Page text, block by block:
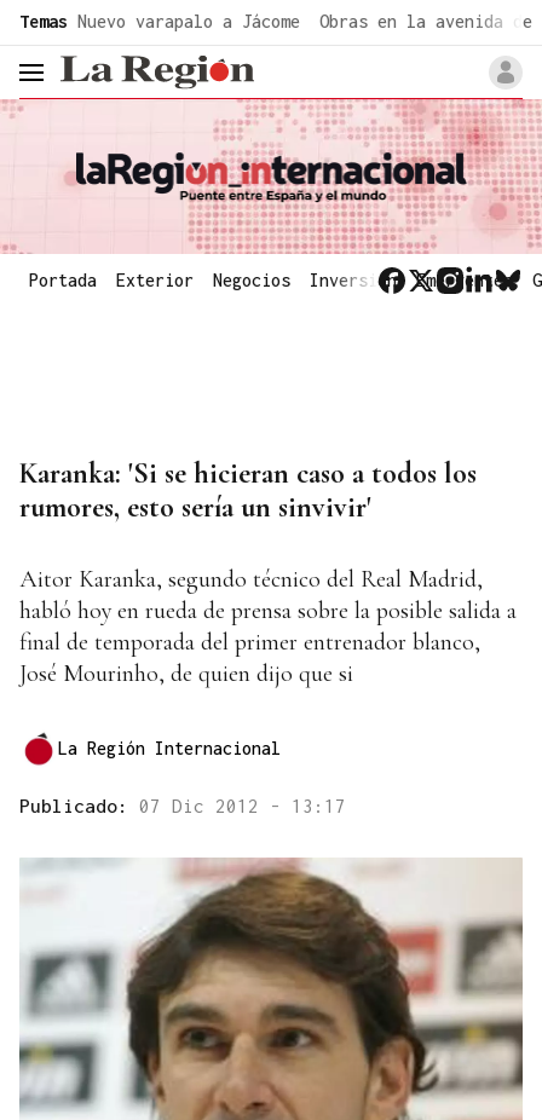
Temas Nuevo varapalo a Jácome Obras en la avenida de
header.menu.open
Portada Exterior Negocios Inversión Emergentes
Karanka: 'Si se hicieran caso a todos los
rumores, esto sería un sinvivir'
Aitor Karanka, segundo técnico del Real Madrid,
habló hoy en rueda de prensa sobre la posible salida a
final de temporada del primer entrenador blanco,
José Mourinho, de quien dijo que si
La Región Internacional
Publicado: 07 Dic 2012 - 13:17